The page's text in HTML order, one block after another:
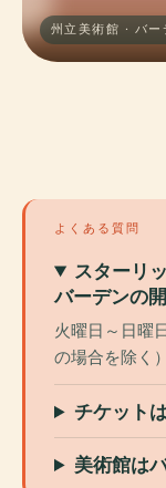
州立美術館 · バー
よくある質問
スターリ
バーデンの
火曜日～日曜
の場合を除く
チケット
美術館は